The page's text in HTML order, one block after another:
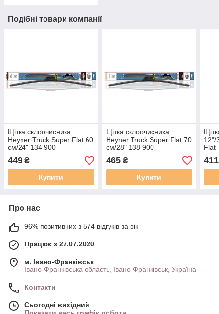
Подібні товари компанії
Щітка склоочисника
Heyner Truck Super Flat 60
см/24" 134 900
449 ₴
Купити
Щітка склоочисника
Heyner Truck Super Flat 70
см/28" 138 900
465₴
Купити
12"/
Flat
411
Про нас
96% позитивних з 574 відгуків за рік
Працює з 27.07.2020
м. Івано-Франківськ
Івано-Франківська область, Івано-Франківськ, Україна
Контакти
Сьогодні вихідний